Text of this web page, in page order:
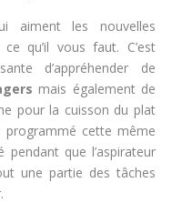
aiment les nouvelles
qu’il vous faut. C’est
d’appréhender de
mais également de
pour la cuisson du plat
programmé cette même
que l’aspirateur
une partie des tâches